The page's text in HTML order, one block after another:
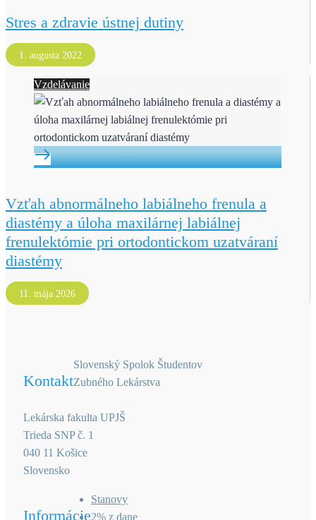
Stres a zdravie ústnej dutiny
1. augusta 2022
Vzdelávanie
Vzťah abnormálneho labiálneho frenula a
diastémy a úloha maxilárnej labiálnej
frenulektómie pri ortodontickom uzatváraní
diastémy
11. mája 2026
Kontakt
Slovenský Spolok Študentov
Zubného Lekárstva
Lekárska fakulta UPJŠ
Trieda SNP č. 1
040 11 Košice
Slovensko
Informácie
Stanovy
2% z dane